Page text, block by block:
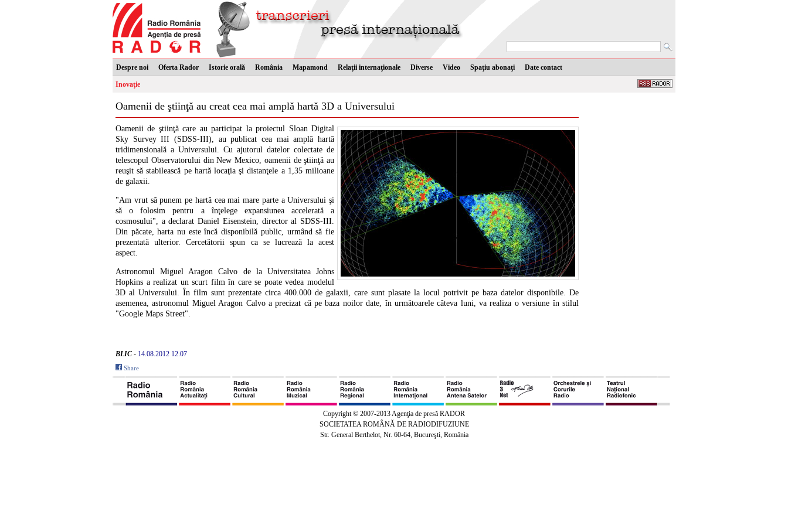
Despre noi Oferta Rador Istorie orală România Mapamond Relaţii internaţionale Diverse Video Spaţiu abonaţi Date contact
Inovaţie
Oamenii de ştiinţă au creat cea mai amplă hartă 3D a Universului
Oamenii de ştiinţă care au participat la proiectul Sloan Digital
Sky Survey III (SDSS-III), au publicat cea mai amplă hartă
tridimensională a Universului. Cu ajutorul datelor colectate de
telescopul Observatorului din New Mexico, oamenii de ştiinţă au
reuşit să stabilească pe hartă locaţia şi distanţele a 1,35 milioane
de galaxii.
"Am vrut să punem pe hartă cea mai mare parte a Universului şi
să o folosim pentru a înţelege expansiunea accelerată a
cosmosului", a declarat Daniel Eisenstein, director al SDSS-III.
Din păcate, harta nu este încă disponibilă public, urmând să fie
prezentată ulterior. Cercetătorii spun ca se lucrează la acest
aspect.
Astronomul Miguel Aragon Calvo de la Universitatea Johns
Hopkins a realizat un scurt film în care se poate vedea modelul
3D al Universului. În film sunt prezentate circa 400.000 de galaxii, care sunt plasate la locul potrivit pe baza datelor disponibile. De
asemenea, astronomul Miguel Aragon Calvo a precizat că pe baza noilor date, în următoarele câteva luni, va realiza o versiune în stilul
"Google Maps Street".
BLIC - 14.08.2012 12:07
Share
Copyright © 2007-2013 Agenţia de presă RADOR
SOCIETATEA ROMÂNĂ DE RADIODIFUZIUNE
Str. General Berthelot, Nr. 60-64, Bucureşti, România